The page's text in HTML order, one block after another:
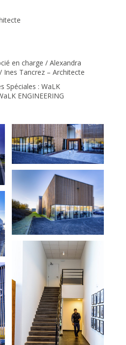
en charge / Alexandra
Ines Tancrez – Architecte
Spéciales : WaLK
ENGINEERING